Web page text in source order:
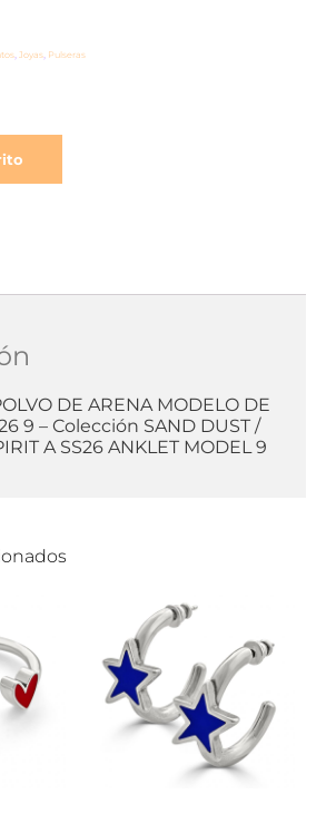
, Joyas, Pulseras
DE ARENA MODELO DE
9 – Colección SAND DUST /
A SS26 ANKLET MODEL 9